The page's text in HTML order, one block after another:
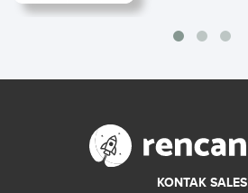
KONTAK SALES